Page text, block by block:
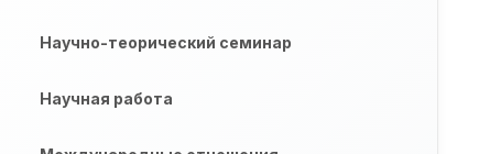
Научно-теорический семинар
Научная работа